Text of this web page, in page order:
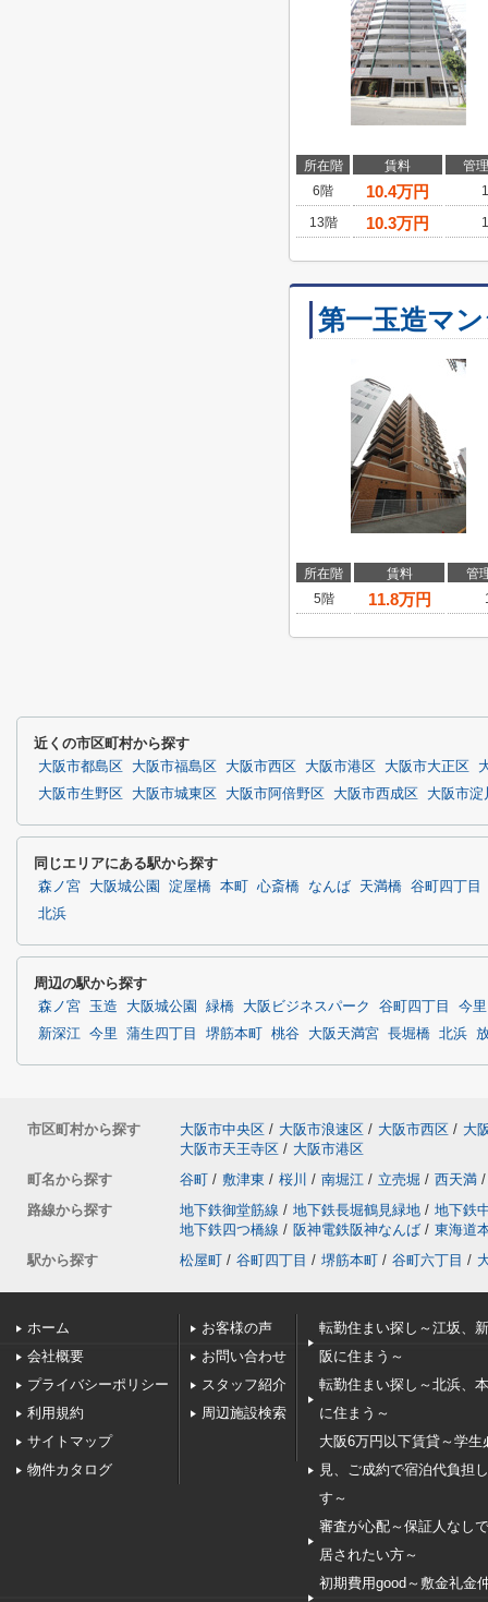
所在階 賃料
管
6階
10.4万円
13階 10.3万円
第一玉造マ
所在階 賃料
管
5階
11.8万円
近くの市区町村から探す
大阪市都島区 大阪市福島区 大阪市西区 大阪市港区 大阪市大正区
大阪市生野区
大阪市城東区 大阪市阿倍野区 大阪市西成区 大阪市淀
同じエリアにある駅から探す
森ノ宮 大阪城公園 淀屋橋 本町 心斎橋 なんば 天満橋 谷町四丁目
北浜
周辺の駅から探す
森ノ宮 玉造 大阪城公園 緑橋 大阪ビジネスパーク 谷町四丁目
今里
新深江 今里 蒲生四丁目 堺筋本町 桃谷 大阪天満宮 長堀橋 北浜
市区町村から探す 大阪市中央区 / 大阪市浪速区 / 大阪市西区 / 大
大阪市天王寺区 / 大阪市港区
町名から探す
谷町 / 敷津東 / 桜川 / 南堀江 / 立売堀 / 西天満 /
路線から探す
地下鉄御堂筋線 / 地下鉄長堀鶴見緑地 / 地下鉄
地下鉄四つ橋線 / 阪神電鉄阪神なんば / 東海道
駅から探す
松屋町 / 谷町四丁目 / 堺筋本町 / 谷町六丁目 /
ホーム
会社概要
プライバシーポリシー
利用規約
サイトマップ
物件カタログ
お客様の声
お問い合わせ
スタッフ紹介
周辺施設検索
転勤住まい探し～江坂、
阪に住まう～
転勤住まい探し～北浜、
に住まう～
大阪6万円以下賃貸～学生
見、ご成約で宿泊代負担
す～
審査が心配～保証人なし
居されたい方～
初期費用good～敷金礼金